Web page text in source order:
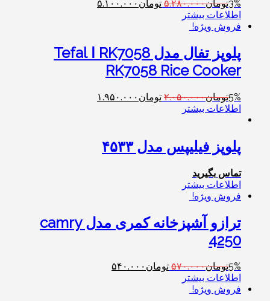
3%تومان۵.۲۸۰.۰۰۰ تومان ۵.۱۰۰.۰۰۰
اطلاعات بیشتر
فروش ویژه!
پلوپز تفال مدل RK7058 ا Tefal
RK7058 Rice Cooker
5%تومان۲.۰۵۰.۰۰۰ تومان ۱.۹۵۰.۰۰۰
اطلاعات بیشتر
پلوپز فیلیپس مدل ۴۵۳۳
تماس بگیرید
اطلاعات بیشتر
فروش ویژه!
ترازو آشپزخانه کمری مدل camry
4250
5%تومان۵۷۰.۰۰۰ تومان ۵۴۰.۰۰۰
اطلاعات بیشتر
فروش ویژه!